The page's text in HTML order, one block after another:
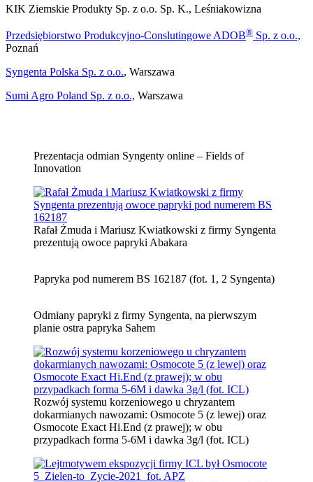
KIK Ziemskie Produkty Sp. z o.o. Sp. K., Leśniakowizna
Przedsiębiorstwo Produkcyjno-Conslutingowe ADOB® Sp. z o.o.,
Poznań
Syngenta Polska Sp. z o.o., Warszawa
Sumi Agro Poland Sp. z o.o., Warszawa
Prezentacja odmian Syngenty online – Fields of
Innovation
Rafał Żmuda i Mariusz Kwiatkowski z firmy Syngenta
prezentują owoce papryki Abakara
Papryka pod numerem BS 162187 (fot. 1, 2 Syngenta)
Odmiany papryki z firmy Syngenta, na pierwszym
planie ostra papryka Sahem
Rozwój systemu korzeniowego u chryzantem
dokarmianych nawozami: Osmocote 5 (z lewej) oraz
Osmocote Exact Hi.End (z prawej); w obu
przypadkach forma 5-6M i dawka 3g/l (fot. ICL)